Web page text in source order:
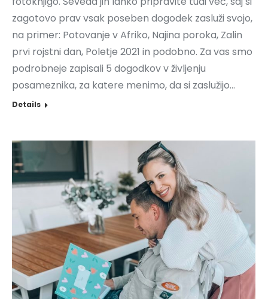
zagotovo prav vsak poseben dogodek zasluži svojo,
na primer: Potovanje v Afriko, Najina poroka, Zalin
prvi rojstni dan, Poletje 2021 in podobno. Za vas smo
podrobneje zapisali 5 dogodkov v življenju
posameznika, za katere menimo, da si zaslužijo…
Details